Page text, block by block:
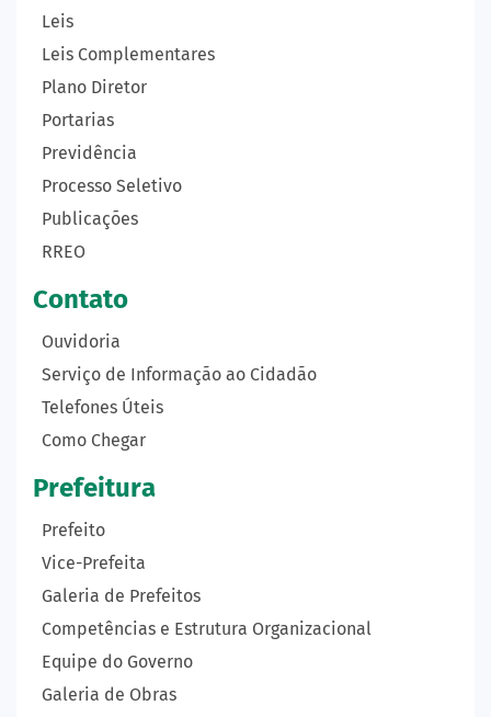
Leis
Leis Complementares
Plano Diretor
Portarias
Previdência
Processo Seletivo
Publicações
RREO
Contato
Ouvidoria
Serviço de Informação ao Cidadão
Telefones Úteis
Como Chegar
Prefeitura
Prefeito
Vice-Prefeita
Galeria de Prefeitos
Competências e Estrutura Organizacional
Equipe do Governo
Galeria de Obras